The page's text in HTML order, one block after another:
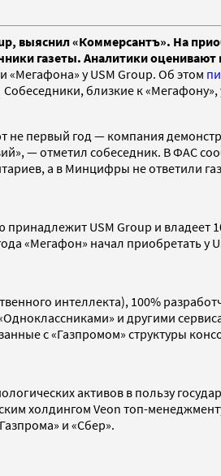
выяснил «Коммерсантъ». На
газеты. Аналитики
«Мегафона» у USM Group. Об этом
близкие к
первый год — компания
— отметил собеседник. В ФАС
а в Минцифры не ответили
USM Group и владеет
«Мегафон» начал приобретать
интеллекта), 100%
и другими
с «Газпромом» структуры
активов в пользу
холдингом Veon топ-
и «Сбер».